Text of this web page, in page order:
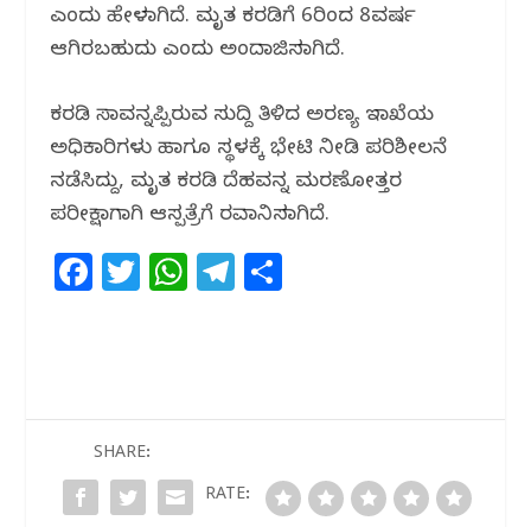
ಎಂದು ಹೇಳಲಾಗಿದೆ. ಮೃತ ಕರಡಿಗೆ 6ರಿಂದ 8ವರ್ಷ
ಆಗಿರಬಹುದು ಎಂದು ಅಂದಾಜಿಸಲಾಗಿದೆ.
ಕರಡಿ ಸಾವನ್ನಪ್ಪಿರುವ ಸುದ್ದಿ ತಿಳಿದ ಅರಣ್ಯ ಇಲಾಖೆಯ
ಅಧಿಕಾರಿಗಳು ಹಾಗೂ ಸ್ಥಳಕ್ಕೆ ಭೇಟಿ ನೀಡಿ ಪರಿಶೀಲನೆ
ನಡೆಸಿದ್ದು, ಮೃತ ಕರಡಿ ದೆಹವನ್ನ ಮರಣೋತ್ತರ
ಪರೀಕ್ಷಾಗಾಗಿ ಆಸ್ಪತ್ರೆಗೆ ರವಾನಿಸಲಾಗಿದೆ.
F
b
o
T
r
W
A
p
T
ra
SHARE:
RATE: